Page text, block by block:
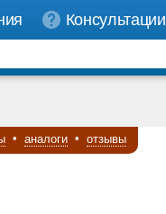
Консультации
• аналоги • отзывы